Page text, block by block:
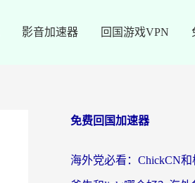
影音加速器 回国游戏VPN
免费回国加速器